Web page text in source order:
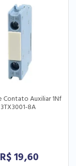
Contato Auxiliar 1Nf
8A
R$ 19,60